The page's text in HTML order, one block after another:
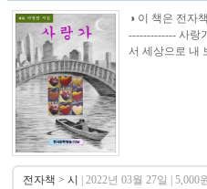
◑ 이 책은 전자
------------- 사랑
서 세상으로 내
전자책 > 시 | 2022년 03월 27일 | 5,000